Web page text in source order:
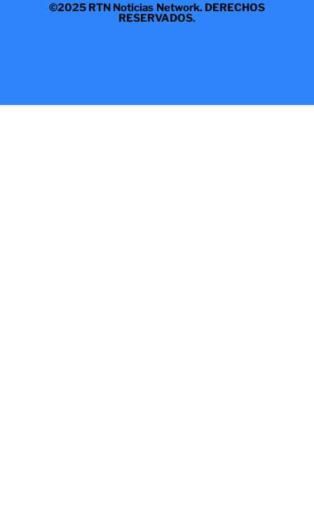
©2025 RTN Noticias Network. DERECHOS
RESERVADOS.